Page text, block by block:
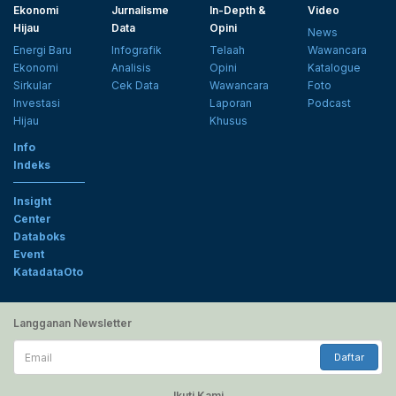
Ekonomi
Hijau
Energi Baru
Ekonomi
Sirkular
Investasi
Hijau
Jurnalisme
Data
Infografik
Analisis
Cek Data
In-Depth &
Opini
Telaah
Opini
Wawancara
Laporan
Khusus
Video
News
Wawancara
Katalogue
Foto
Podcast
Info
Indeks
Insight
Center
Databoks
Event
KatadataOto
Langganan Newsletter
Email
Daftar